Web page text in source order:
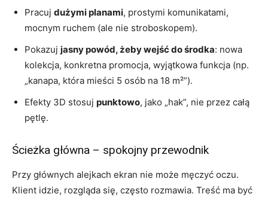
Pracuj dużymi planami, prostymi komunikatami,
mocnym ruchem (ale nie stroboskopem).
Pokazuj jasny powód, żeby wejść do środka: nowa
kolekcja, konkretna promocja, wyjątkowa funkcja (np.
„kanapa, która mieści 5 osób na 18 m²”).
Efekty 3D stosuj punktowo, jako „hak”, nie przez całą
pętlę.
Ścieżka główna – spokojny przewodnik
Przy głównych alejkach ekran nie może męczyć oczu.
Klient idzie, rozgląda się, często rozmawia. Treść ma być